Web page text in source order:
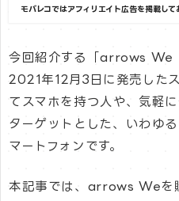
モバレコではアフィリエイト広告を掲載して
今回紹介する「arrows We
2021年12月3日に発売した
てスマホを持つ人や、気軽
ターゲットとした、いわゆ
マートフォンです。
本記事では、arrows Weを